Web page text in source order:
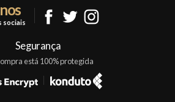
sociais
Segurança
está 100% protegida